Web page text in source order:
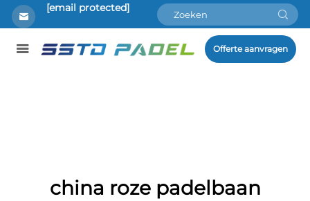
[email protected]
Offerte aanvragen
china roze padelbaan